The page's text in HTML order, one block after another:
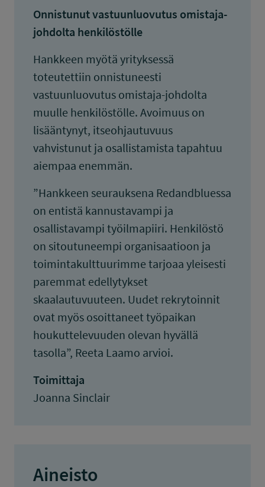
Onnistunut vastuunluovutus omistaja-
johdolta henkilöstölle
Hankkeen myötä yrityksessä
toteutettiin onnistuneesti
vastuunluovutus omistaja-johdolta
muulle henkilöstölle. Avoimuus on
lisääntynyt, itseohjautuvuus
vahvistunut ja osallistamista tapahtuu
aiempaa enemmän.
”Hankkeen seurauksena Redandbluessa
on entistä kannustavampi ja
osallistavampi työilmapiiri. Henkilöstö
on sitoutuneempi organisaatioon ja
toimintakulttuurimme tarjoaa yleisesti
paremmat edellytykset
skaalautuvuuteen. Uudet rekrytoinnit
ovat myös osoittaneet työpaikan
houkuttelevuuden olevan hyvällä
tasolla”, Reeta Laamo arvioi.
Toimittaja
Joanna Sinclair
Aineisto